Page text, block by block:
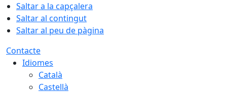
Saltar a la capçalera
Saltar al contingut
Saltar al peu de pàgina
Contacte
Idiomes
Català
Castellà